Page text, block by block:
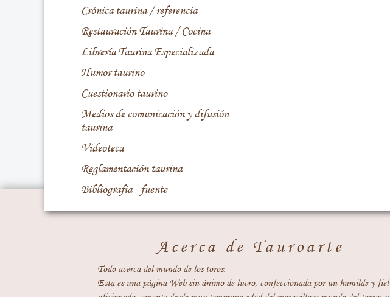
Crónica taurina / referencia
Restauración Taurina / Cocina
Librería Taurina Especializada
Humor taurino
Cuestionario taurino
Medios de comunicación y difusión
taurina
Videoteca
Reglamentación taurina
Bibliografía - fuente -
Acerca de Tauroarte
Todo acerca del mundo de los toros.
Esta es una página Web sin ánimo de lucro, confeccionada por un humilde y fiel